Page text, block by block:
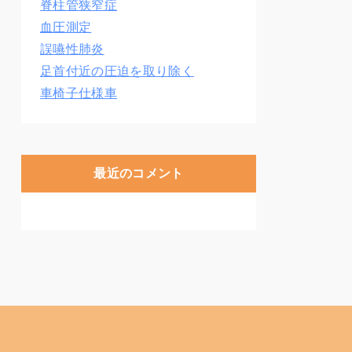
脊柱管狭窄症
血圧測定
誤嚥性肺炎
足首付近の圧迫を取り除く
車椅子仕様車
最近のコメント